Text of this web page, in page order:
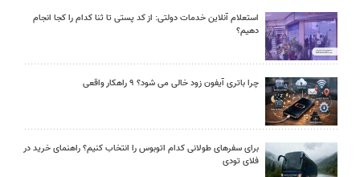
استعلام آنلاین خدمات دولتی: از کد پستی تا ثنا کدام را کجا انجام
دهیم؟
چرا باتری آیفون زود خالی می شود؟ ۹ راهکار واقعی
برای سفرهای طولانی کدام اتوبوس را انتخاب کنیم؟ راهنمای خرید در
فلای تودی